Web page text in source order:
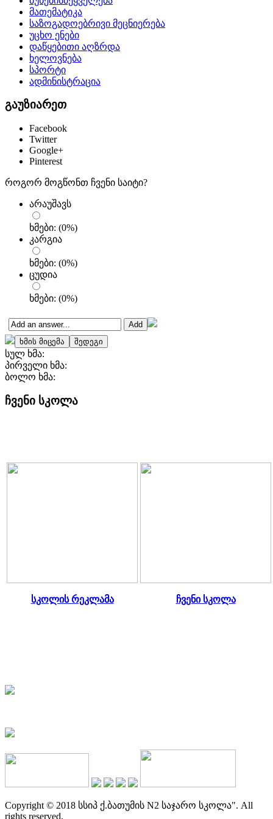
მათემატიკა
საზოგადოებრივი მეცნიერება
უცხო ენები
დაწყებითი აღზრდა
ხელოვნება
სპორტი
ადმინისტრაცია
გაუზიარეთ
Facebook
Twitter
Google+
Pinterest
როგორ მოგწონთ ჩვენი საიტი?
არაუშავს
ხმები: (0%)
კარგია
ხმები: (0%)
ცუდია
ხმები: (0%)
სულ ხმა:
პირველი ხმა:
ბოლო ხმა:
ჩვენი სკოლა
სკოლის რეკლამა ჩვენი სკოლა
Copyright © 2018 სსიპ ქ.ბათუმის N2 საჯარო სკოლა". All
rights reserved.